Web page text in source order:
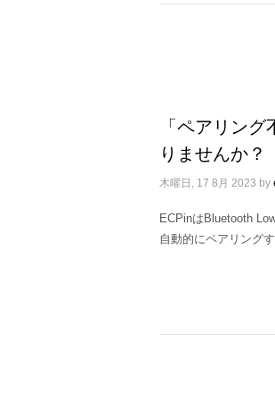
「ペアリン
りませんか？
木曜日, 17 8月 2023 by
ECPinはBluetooth
自動的にペアリング